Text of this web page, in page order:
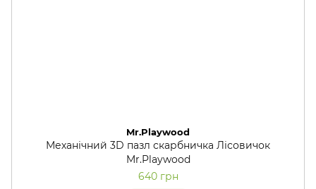
Mr.Playwood
Механічний 3D пазл скарбничка Лісовичок
Mr.Playwood
640 грн